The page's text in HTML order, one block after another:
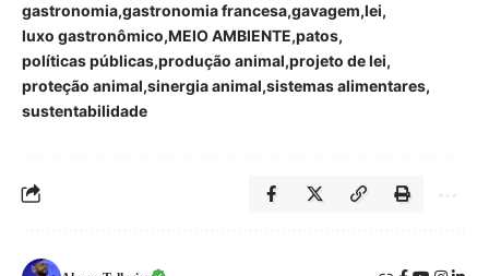
gastronomia gastronomia francesa gavagem lei
luxo gastronômico MEIO AMBIENTE patos
políticas públicas produção animal projeto de lei
proteção animal sinergia animal sistemas alimentares
sustentabilidade